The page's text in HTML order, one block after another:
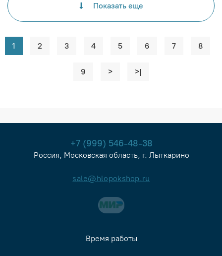
Показать еще
1 2 3 4 5 6 7 8
9 > >|
+7 (999) 546-48-38
Россия, Московская область, г. Лыткарино
sale@hlopokshop.ru
Время работы